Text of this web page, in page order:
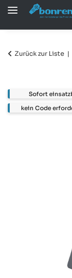
Zurück zur Liste